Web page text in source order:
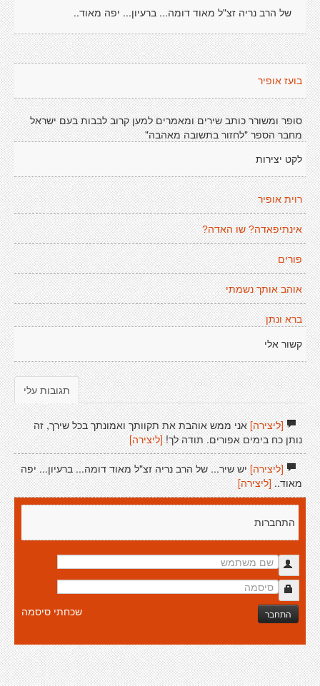
של הרב נריה זצ"ל מאוד דומה... ברעיון... יפה מאוד..
בועז אופיר
סופר ומשורר כותב שירים ומאמרים למען קרוב לבבות בעם ישראל
מחבר הספר "לחזור בתשובה מאהבה"
לקט יצירות
רוית אופיר
אינתיפאדה? שו האדה?
פורים
אוהב אותך נשמתי
ברא ונתן
קשור אלי
תגובות עלי
[ליצירה]אני ממש אוהבת את תקוותך ואמונתך בכל שירך, זה
נותן כח בימים אפורים. תודה לך! [ליצירה]
[ליצירה]יש שיר... של הרב נריה זצ"ל מאוד דומה... ברעיון... יפה
מאוד.. [ליצירה]
התחברות
התחבר שכחתי סיסמה